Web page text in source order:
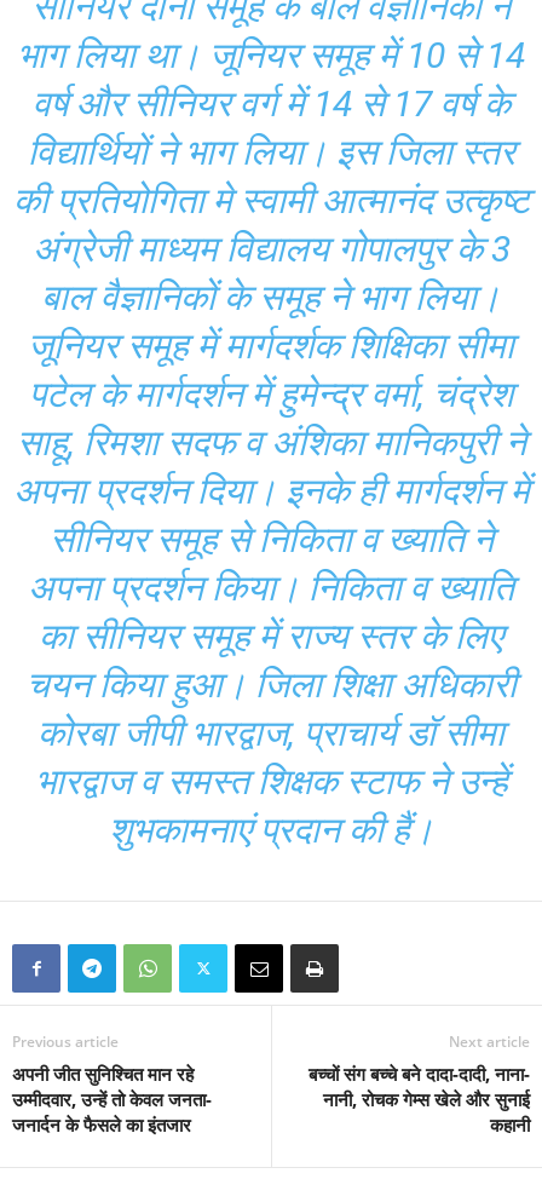
भाग लिया था। जूनियर समूह में 10 से 14
वर्ष और सीनियर वर्ग में 14 से 17 वर्ष के
विद्यार्थियों ने भाग लिया। इस जिला स्तर
की प्रतियोगिता मे स्वामी आत्मानंद उत्कृष्ट
अंग्रेजी माध्यम विद्यालय गोपालपुर के 3
बाल वैज्ञानिकों के समूह ने भाग लिया।
जूनियर समूह में मार्गदर्शक शिक्षिका सीमा
पटेल के मार्गदर्शन में हुमेन्द्र वर्मा, चंद्रेश
साहू, रिमशा सदफ व अंशिका मानिकपुरी ने
अपना प्रदर्शन दिया। इनके ही मार्गदर्शन में
सीनियर समूह से निकिता व ख्याति ने
अपना प्रदर्शन किया। निकिता व ख्याति
का सीनियर समूह में राज्य स्तर के लिए
चयन किया हुआ। जिला शिक्षा अधिकारी
कोरबा जीपी भारद्वाज, प्राचार्य डॉ सीमा
भारद्वाज व समस्त शिक्षक स्टाफ ने उन्हें
शुभकामनाएं प्रदान की हैं।
Previous article
अपनी जीत सुनिश्चित मान रहे
उम्मीदवार, उन्हें तो केवल जनता-
जनार्दन के फैसले का इंतजार
Next article
बच्चों संग बच्चे बने दादा-दादी, नाना-
नानी, रोचक गेम्स खेले और सुनाई
कहानी